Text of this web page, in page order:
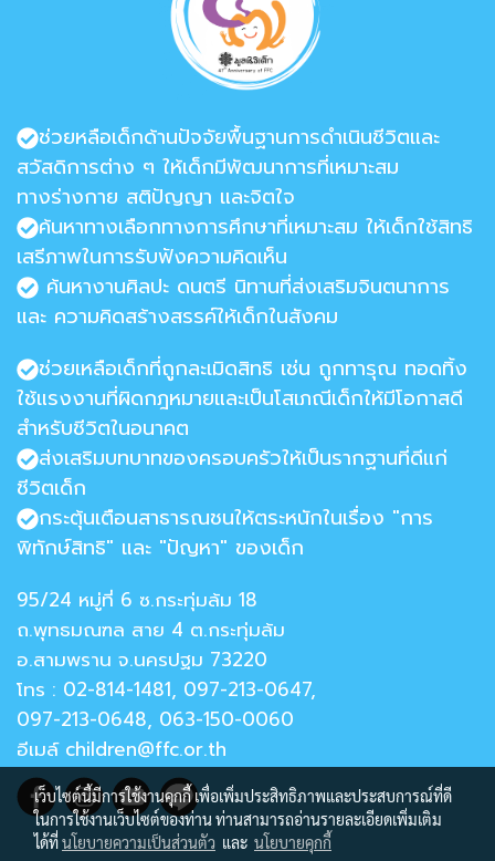
ช่วยหลือเด็กด้านปัจจัยพื้นฐานการดำเนินชีวิตและ
สวัสดิการต่าง ๆ ให้เด็กมีพัฒนาการที่เหมาะสม
ทางร่างกาย สติปัญญา และจิตใจ
ค้นหาทางเลือกทางการศึกษาที่เหมาะสม ให้เด็กใช้สิทธิ
เสรีภาพในการรับฟังความคิดเห็น
ค้นหางานศิลปะ ดนตรี นิทานที่ส่งเสริมจินตนาการ
และ ความคิดสร้างสรรค์ให้เด็กในสังคม
ช่วยเหลือเด็กที่ถูกละเมิดสิทธิ เช่น ถูกทารุณ ทอดทิ้ง
ใช้แรงงานที่ผิดกฎหมายและเป็นโสเภณีเด็กให้มีโอกาสดี
สำหรับชีวิตในอนาคต
ส่งเสริมบทบาทของครอบครัวให้เป็นรากฐานที่ดีแก่
ชีวิตเด็ก
กระตุ้นเตือนสาธารณชนให้ตระหนักในเรื่อง "การ
พิทักษ์สิทธิ" และ "ปัญหา" ของเด็ก
95/24 หมู่ที่ 6 ซ.กระทุ่มล้ม 18
ถ.พุทธมณฑล สาย 4 ต.กระทุ่มล้ม
อ.สามพราน จ.นครปฐม 73220
โทร : 02-814-1481, 097-213-0647,
097-213-0648, 063-150-0060
อีเมล์ children@ffc.or.th
เว็บไซต์นี้มีการใช้งานคุกกี้ เพื่อเพิ่มประสิทธิภาพและประสบการณ์ที่ดี
ในการใช้งานเว็บไซต์ของท่าน ท่านสามารถอ่านรายละเอียดเพิ่มเติม
ได้ที่นโยบายความเป็นส่วนตัว และ นโยบายคุกกี้